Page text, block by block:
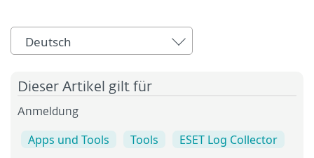
Deutsch
Dieser Artikel gilt für
Anmeldung
Apps und Tools Tools ESET Log Collector